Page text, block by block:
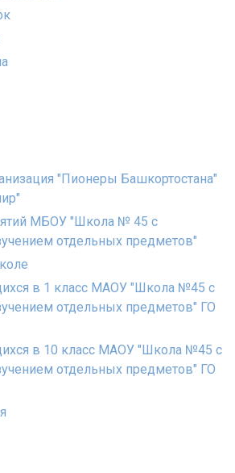
"Пионеры Башкортостана"
МБОУ "Школа № 45 с
отдельных предметов"
в 1 класс МАОУ "Школа №45 с
отдельных предметов" ГО
в 10 класс МАОУ "Школа №45 с
отдельных предметов" ГО